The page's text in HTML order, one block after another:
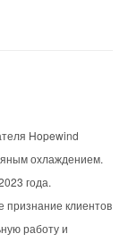
Hopewind
охлаждением.
года.
признание клиентов
работу и